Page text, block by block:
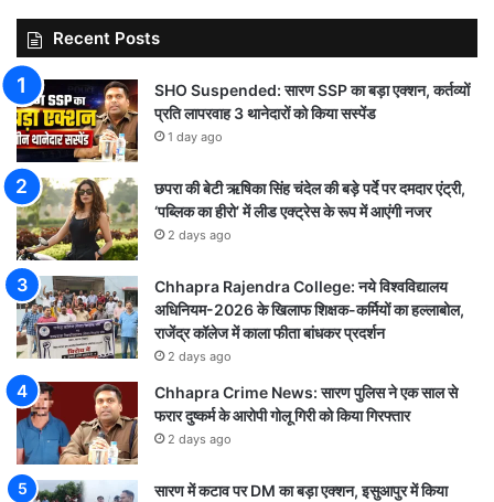
Recent Posts
SHO Suspended: सारण SSP का बड़ा एक्शन, कर्तव्यों
प्रति लापरवाह 3 थानेदारों को किया सस्पेंड
1 day ago
छपरा की बेटी ऋषिका सिंह चंदेल की बड़े पर्दे पर दमदार एंट्री,
‘पब्लिक का हीरो’ में लीड एक्ट्रेस के रूप में आएंगी नजर
2 days ago
Chhapra Rajendra College: नये विश्वविद्यालय
अधिनियम-2026 के खिलाफ शिक्षक-कर्मियों का हल्लाबोल,
राजेंद्र कॉलेज में काला फीता बांधकर प्रदर्शन
2 days ago
Chhapra Crime News: सारण पुलिस ने एक साल से
फरार दुष्कर्म के आरोपी गोलू गिरी को किया गिरफ्तार
2 days ago
सारण में कटाव पर DM का बड़ा एक्शन, इसुआपुर में किया